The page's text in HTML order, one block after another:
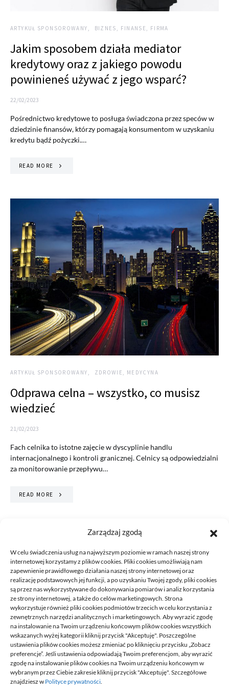
Zarządzaj zgodą
W celu świadczenia usług na najwyższym poziomie w ramach naszej strony
internetowej korzystamy z plików cookies. Pliki cookies umożliwiają nam
zapewnienie prawidłowego działania naszej strony internetowej oraz
realizację podstawowych jej funkcji, a po uzyskaniu Twojej zgody, pliki cookies
są przez nas wykorzystywane do dokonywania pomiarów i analiz korzystania
ze strony internetowej, a także do celów marketingowych. Strona
wykorzystuje również pliki cookies podmiotów trzecich w celu korzystania z
zewnętrznych narzędzi analitycznych i marketingowych. Aby wyrazić zgodę
na instalowanie na Twoim urządzeniu końcowym plików cookies wszystkich
wskazanych wyżej kategorii kliknij przycisk "Akceptuję". Poszczególne
ustawienia plików cookies możesz zmieniać po kliknięciu przycisku „Zobacz
preferencje”. Jeśli ustawienia odpowiadają Twoim preferencjom, aby wyrazić
zgodę na instalowanie plików cookies na Twoim urządzeniu końcowym w
wybranym przez Ciebie zakresie kliknij przycisk "Akceptuję". Szczegółowe
znajdziesz w Polityce prywatności.
ARTYKUŁ SPONSOROWANY BIZNES, FINANSE, FIRMA
Jakim sposobem działa mediator
kredytowy oraz z jakiego powodu
powinieneś używać z jego wsparć?
22/02/2023
Pośrednictwo kredytowe to posługa świadczona przez speców w
dziedzinie finansów, którzy pomagają konsumentom w uzyskaniu
kredytu bądź pożyczki.…
READ MORE
ARTYKUŁ SPONSOROWANY ZDROWIE, MEDYCYNA
Odprawa celna – wszystko, co musisz
wiedzieć
21/02/2023
Fach celnika to istotne zajęcie w dyscyplinie handlu
internacjonalnego i kontroli granicznej. Celnicy są odpowiedzialni
za monitorowanie przepływu…
READ MORE
DECA /
Deca
to miejsce stworzone dla ludzi takich jak ty, miejsce, gdzie
możesz znaleźć wiele ciekawych informacji, na różne tematy,
informacji podzielonych na tematyczne kategorie. Dołącz do naszej